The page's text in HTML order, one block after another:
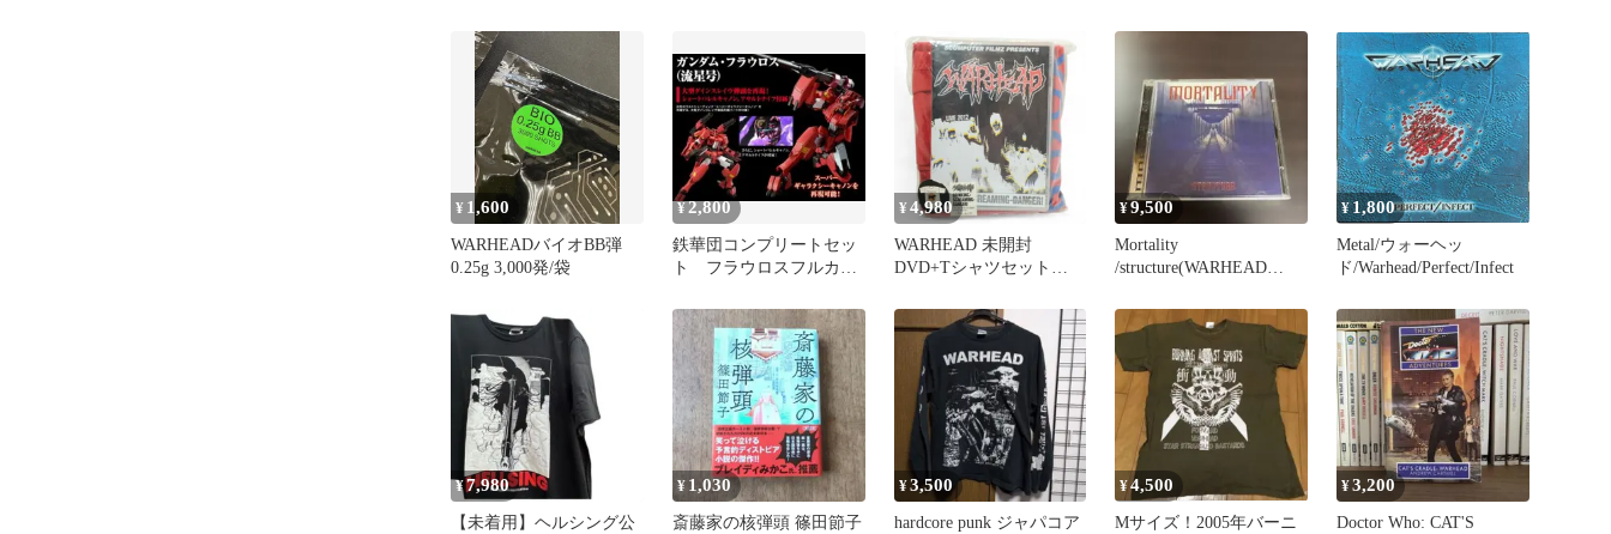
¥ 1,600
WARHEADバイオBB弾
0.25g 3,000発/袋
¥2,800
鉄華団コンプリートセッ
ト フラウロスフルカス
スレイヴ弾頭
¥4,980
WARHEAD 未開封
DVD+Tシャツセット
DANGER LIVE 2012 外袋
付 ハードコア ジャパコ
¥9,500
Mortality
/structure(WARHEAD
¥1,800
Metal/ウォーヘッ
ド/Warhead/Perfect/Infect
¥7,980
【未着用】ヘルシング公
¥ 1,030
斎藤家の核弾頭 篠田節子
¥3,500
hardcore punk ジャパコア
¥4,500
Mサイズ！2005年バーニ
¥3,200
Doctor Who: CAT'S